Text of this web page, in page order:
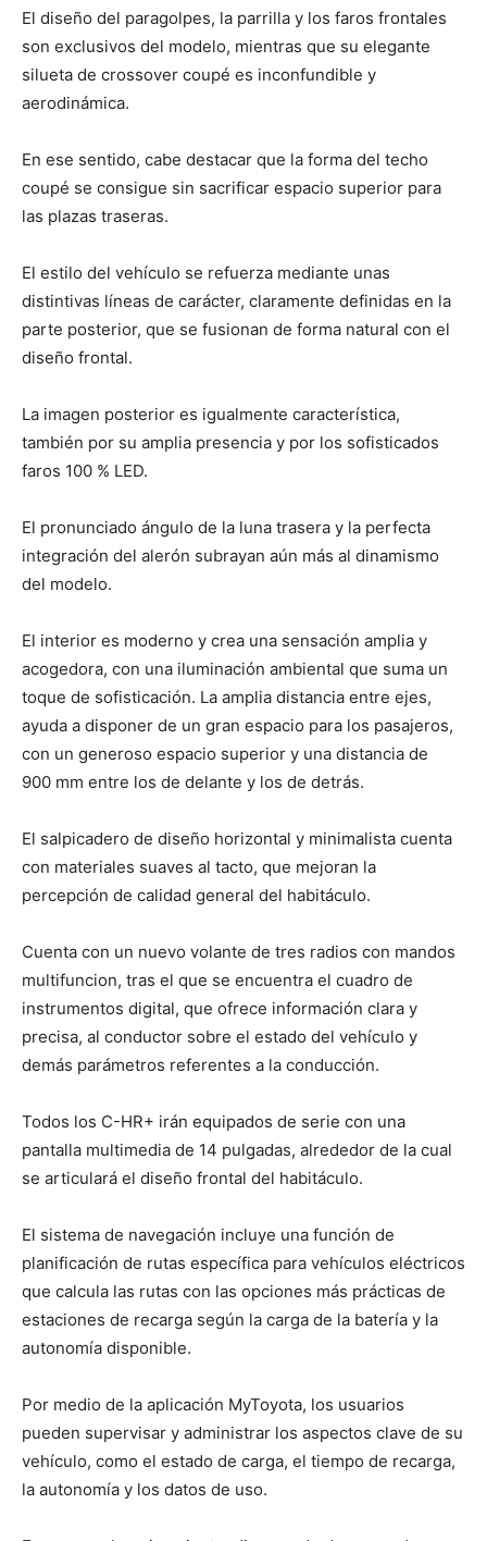
El diseño del paragolpes, la parrilla y los faros frontales
son exclusivos del modelo, mientras que su elegante
silueta de crossover coupé es inconfundible y
aerodinámica.
En ese sentido, cabe destacar que la forma del techo
coupé se consigue sin sacrificar espacio superior para
las plazas traseras.
El estilo del vehículo se refuerza mediante unas
distintivas líneas de carácter, claramente definidas en la
parte posterior, que se fusionan de forma natural con el
diseño frontal.
La imagen posterior es igualmente característica,
también por su amplia presencia y por los sofisticados
faros 100 % LED.
El pronunciado ángulo de la luna trasera y la perfecta
integración del alerón subrayan aún más al dinamismo
del modelo.
El interior es moderno y crea una sensación amplia y
acogedora, con una iluminación ambiental que suma un
toque de sofisticación. La amplia distancia entre ejes,
ayuda a disponer de un gran espacio para los pasajeros,
con un generoso espacio superior y una distancia de
900 mm entre los de delante y los de detrás.
El salpicadero de diseño horizontal y minimalista cuenta
con materiales suaves al tacto, que mejoran la
percepción de calidad general del habitáculo.
Cuenta con un nuevo volante de tres radios con mandos
multifuncion, tras el que se encuentra el cuadro de
instrumentos digital, que ofrece información clara y
precisa, al conductor sobre el estado del vehículo y
demás parámetros referentes a la conducción.
Todos los C-HR+ irán equipados de serie con una
pantalla multimedia de 14 pulgadas, alrededor de la cual
se articulará el diseño frontal del habitáculo.
El sistema de navegación incluye una función de
planificación de rutas específica para vehículos eléctricos
que calcula las rutas con las opciones más prácticas de
estaciones de recarga según la carga de la batería y la
autonomía disponible.
Por medio de la aplicación MyToyota, los usuarios
pueden supervisar y administrar los aspectos clave de su
vehículo, como el estado de carga, el tiempo de recarga,
la autonomía y los datos de uso.